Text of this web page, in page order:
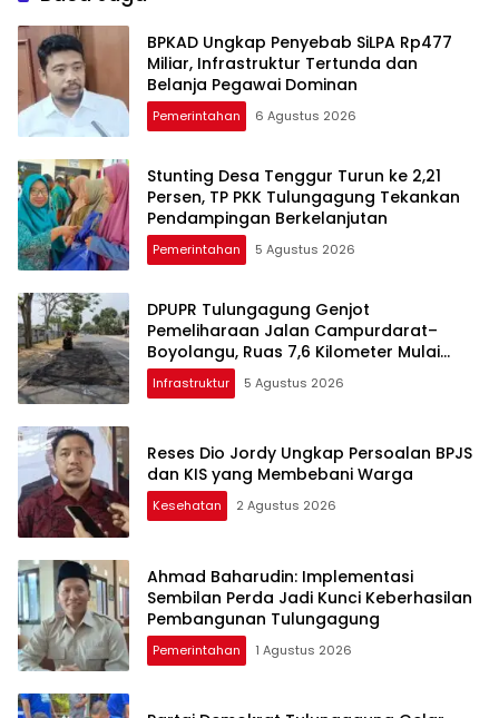
Tulungagung
BPKAD Ungkap Penyebab SiLPA Rp477
Miliar, Infrastruktur Tertunda dan
Belanja Pegawai Dominan
Pemerintahan 6 Agustus 2026
Stunting Desa Tenggur Turun ke 2,21
Persen, TP PKK Tulungagung Tekankan
Pendampingan Berkelanjutan
Pemerintahan 5 Agustus 2026
DPUPR Tulungagung Genjot
Pemeliharaan Jalan Campurdarat–
Boyolangu, Ruas 7,6 Kilometer Mulai
Diperbaiki
Infrastruktur 5 Agustus 2026
Reses Dio Jordy Ungkap Persoalan BPJS
dan KIS yang Membebani Warga
Kesehatan 2 Agustus 2026
Ahmad Baharudin: Implementasi
Sembilan Perda Jadi Kunci Keberhasilan
Pembangunan Tulungagung
Pemerintahan 1 Agustus 2026